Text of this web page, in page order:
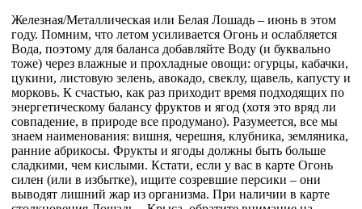
Железная/Металлическая или Белая Лошадь – июнь в этом
году. Помним, что летом усиливается Огонь и ослабляется
Вода, поэтому для баланса добавляйте Воду (и буквально
тоже) через влажные и прохладные овощи: огурцы, кабачки,
цукини, листовую зелень, авокадо, свеклу, щавель, капусту и
морковь. К счастью, как раз приходит время подходящих по
энергетическому балансу фруктов и ягод (хотя это вряд ли
совпадение, в природе все продумано). Разумеется, все мы
знаем наименования: вишня, черешня, клубника, земляника,
ранние абрикосы. Фрукты и ягоды должны быть больше
сладкими, чем кислыми. Кстати, если у вас в карте Огонь
силен (или в избытке), ищите созревшие персики – они
выводят лишний жар из организма. При наличии в карте